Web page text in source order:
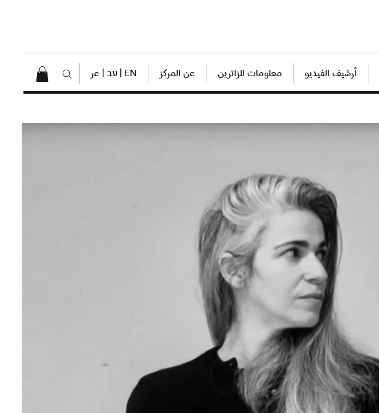
أرشيف الفيديو معلومات للزائرين عن المركز EN | עב | عر